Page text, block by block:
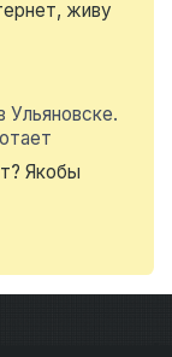
живу
Ульяновске.
Якобы